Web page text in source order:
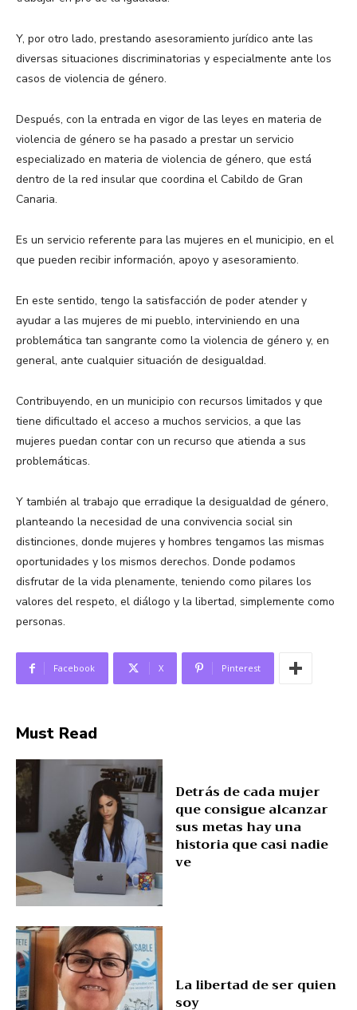
Y, por otro lado, prestando asesoramiento jurídico ante las
diversas situaciones discriminatorias y especialmente ante los
casos de violencia de género.
Después, con la entrada en vigor de las leyes en materia de
violencia de género se ha pasado a prestar un servicio
especializado en materia de violencia de género, que está
dentro de la red insular que coordina el Cabildo de Gran
Canaria.
Es un servicio referente para las mujeres en el municipio, en el
que pueden recibir información, apoyo y asesoramiento.
En este sentido, tengo la satisfacción de poder atender y
ayudar a las mujeres de mi pueblo, interviniendo en una
problemática tan sangrante como la violencia de género y, en
general, ante cualquier situación de desigualdad.
Contribuyendo, en un municipio con recursos limitados y que
tiene dificultado el acceso a muchos servicios, a que las
mujeres puedan contar con un recurso que atienda a sus
problemáticas.
Y también al trabajo que erradique la desigualdad de género,
planteando la necesidad de una convivencia social sin
distinciones, donde mujeres y hombres tengamos las mismas
oportunidades y los mismos derechos. Donde podamos
disfrutar de la vida plenamente, teniendo como pilares los
valores del respeto, el diálogo y la libertad, simplemente como
personas.
Facebook X Pinterest
Must Read
Detrás de cada mujer
que consigue alcanzar
sus metas hay una
historia que casi nadie
ve
La libertad de ser quien
soy